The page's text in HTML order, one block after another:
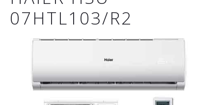
07HTL103/R2